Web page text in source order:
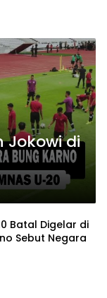
Jokowi di
U-20
Batal Digelar di
Sebut Negara